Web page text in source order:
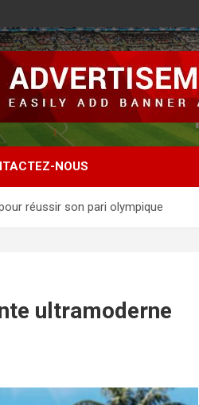
NOUS
réussir son pari olympique
ultramoderne